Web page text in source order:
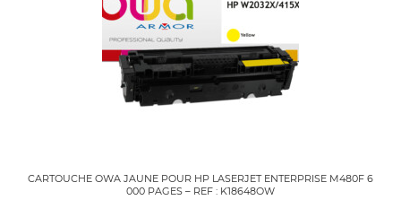
CARTOUCHE OWA JAUNE POUR HP LASERJET ENTERPRISE M480F 6
000 PAGES – REF : K18648OW